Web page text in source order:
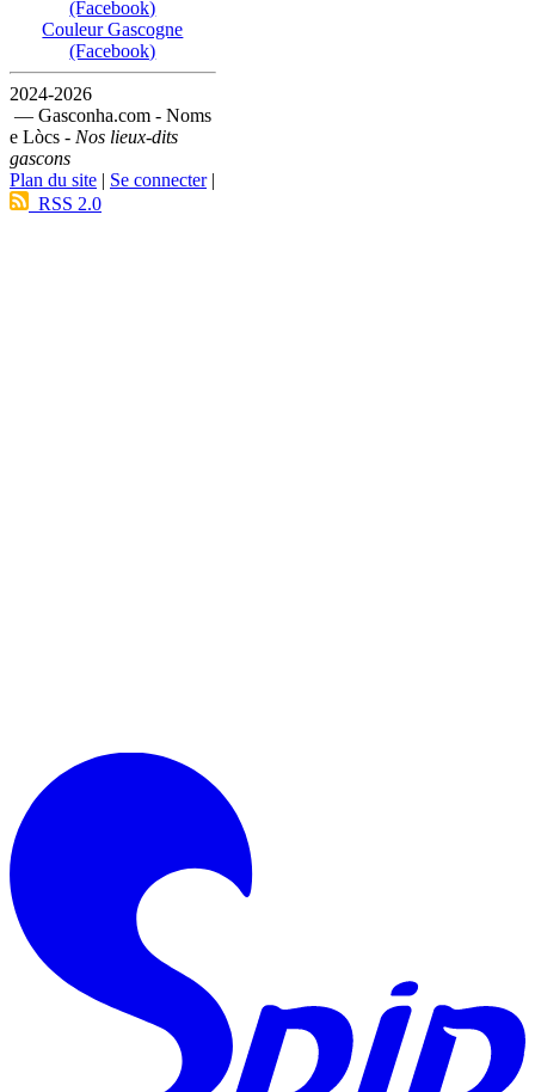
(Facebook)
Couleur Gascogne
(Facebook)
2024-2026
— Gasconha.com - Noms
e Lòcs - Nos lieux-dits
gascons
Plan du site | Se connecter|
RSS 2.0